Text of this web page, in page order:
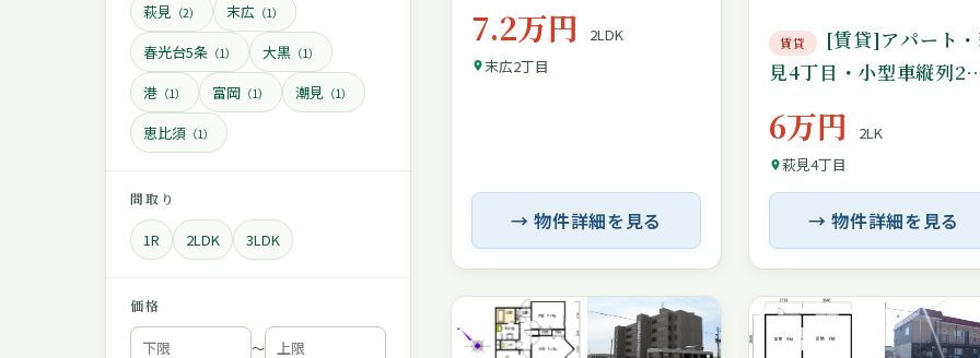
萩見 （2） 末広 （1）
春光台5条 （1） 大黒 （1）
港 （1） 富岡 （1） 潮見 （1）
恵比須 （1）
間取り
1R 2LDK 3LDK
価格
〜
7.2万円
2LDK
末広2丁目
→ 物件詳細を見る
賃貸
[賃貸]アパート
見4丁目・小型車縦列2
6万円
2LK
萩見4丁目
→ 物件詳細を見る